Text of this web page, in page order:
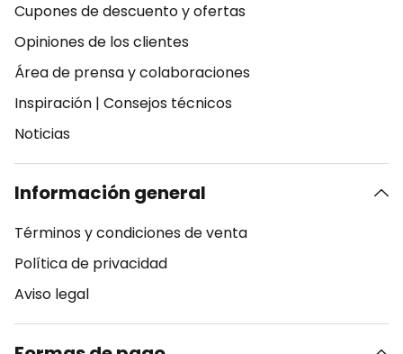
Cupones de descuento y ofertas
Opiniones de los clientes
Área de prensa y colaboraciones
Inspiración | Consejos técnicos
Noticias
Información general
Términos y condiciones de venta
Política de privacidad
Aviso legal